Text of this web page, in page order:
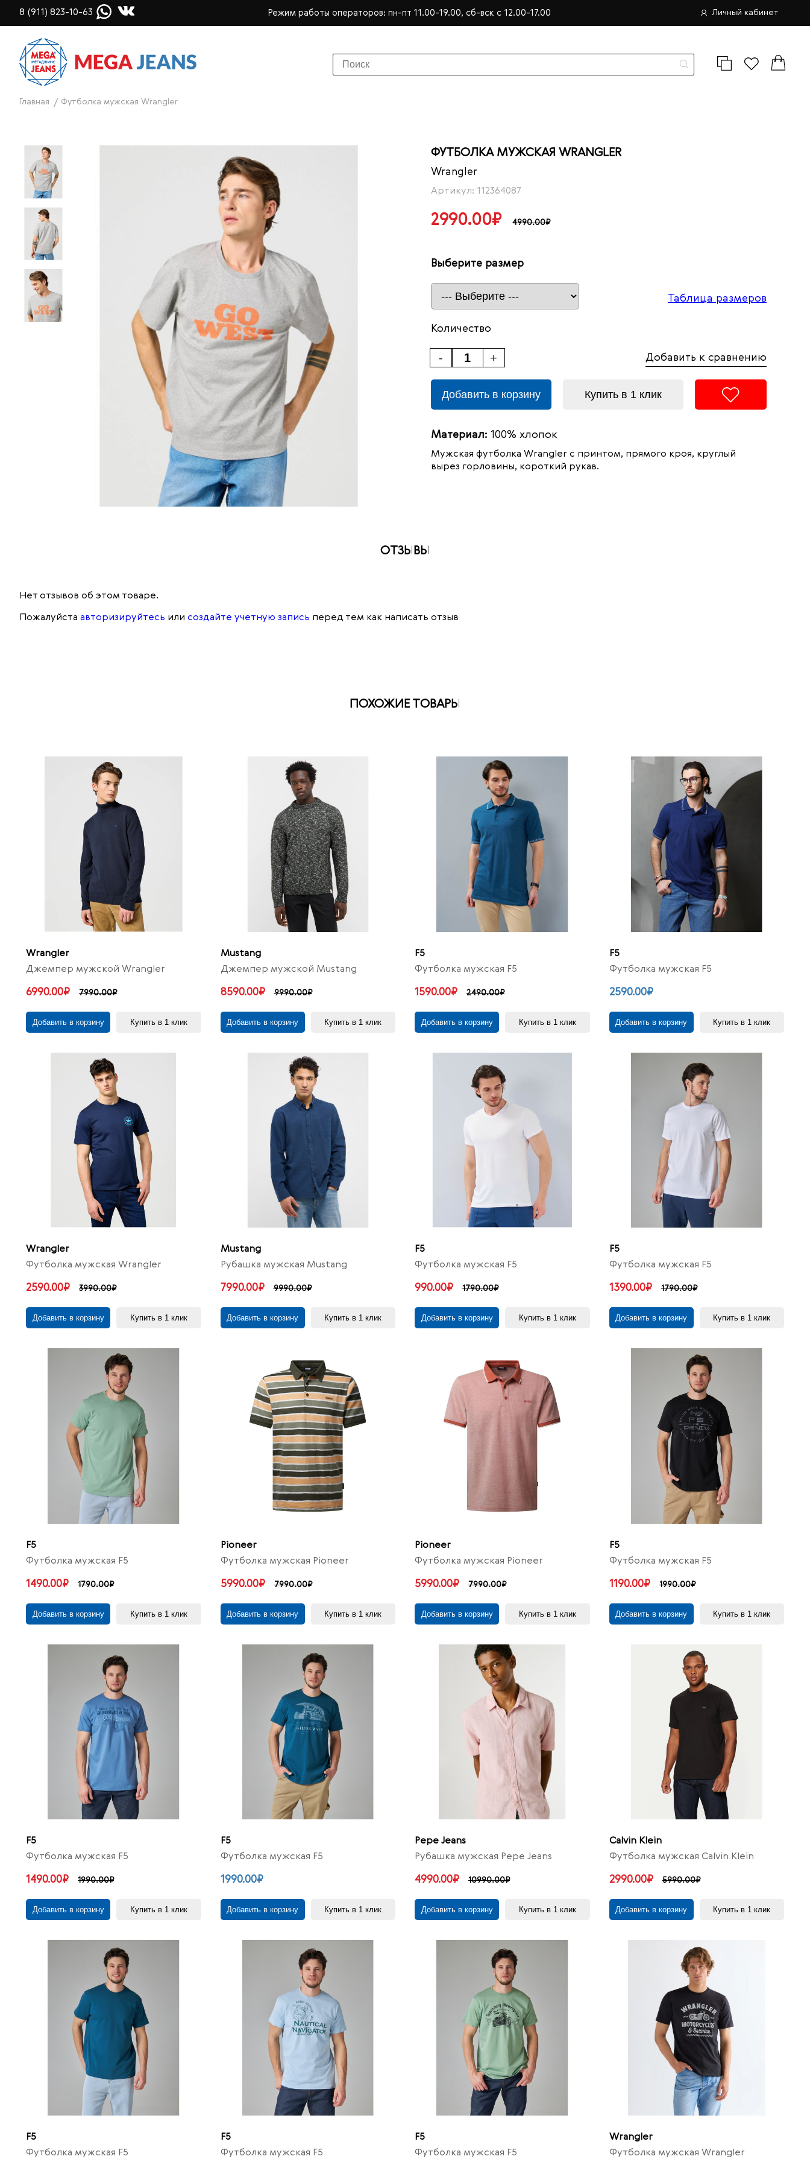
8 (911) 823-10-63 Режим работы операторов: пн-пт 11.00-19.00, сб-вск с 12.00-17.00 Личный кабинет
Главная Футболка мужская Wrangler
ФУТБОЛКА МУЖСКАЯ WRANGLER
Wrangler
Артикул: 112364087
2990.00₽ 4990.00₽
Выберите размер
Таблица размеров
Количество
+
- Добавить к сравнению
Добавить в корзину Купить в 1 клик
Материал: 100% хлопок
Мужская футболка Wrangler с принтом, прямого кроя, круглый
вырез горловины, короткий рукав.
ОТЗЫВЫ
Нет отзывов об этом товаре.
Пожалуйста авторизируйтесь или создайте учетную запись перед тем как написать отзыв
ПОХОЖИЕ ТОВАРЫ
Wrangler
Джемпер мужской Wrangler
6990.00₽ 7990.00₽
Добавить в корзину Купить в 1 клик
Mustang
Джемпер мужской Mustang
8590.00₽ 9990.00₽
Добавить в корзину Купить в 1 клик
F5
Футболка мужская F5
1590.00₽ 2490.00₽
Добавить в корзину Купить в 1 клик
F5
Футболка мужская F5
2590.00₽
Добавить в корзину Купить в 1 клик
Wrangler
Футболка мужская Wrangler
2590.00₽ 3990.00₽
Добавить в корзину Купить в 1 клик
Mustang
Рубашка мужская Mustang
7990.00₽ 9990.00₽
Добавить в корзину Купить в 1 клик
F5
Футболка мужская F5
990.00₽ 1790.00₽
Добавить в корзину Купить в 1 клик
F5
Футболка мужская F5
1390.00₽ 1790.00₽
Добавить в корзину Купить в 1 клик
F5
Футболка мужская F5
1490.00₽ 1790.00₽
Добавить в корзину Купить в 1 клик
Pioneer
Футболка мужская Pioneer
5990.00₽ 7990.00₽
Добавить в корзину Купить в 1 клик
Pioneer
Футболка мужская Pioneer
5990.00₽ 7990.00₽
Добавить в корзину Купить в 1 клик
F5
Футболка мужская F5
1190.00₽ 1990.00₽
Добавить в корзину Купить в 1 клик
F5
Футболка мужская F5
1490.00₽ 1990.00₽
Добавить в корзину Купить в 1 клик
F5
Футболка мужская F5
1990.00₽
Добавить в корзину Купить в 1 клик
Pepe Jeans
Рубашка мужская Pepe Jeans
4990.00₽ 10990.00₽
Добавить в корзину Купить в 1 клик
Calvin Klein
Футболка мужская Calvin Klein
2990.00₽ 5990.00₽
Добавить в корзину Купить в 1 клик
F5
Футболка мужская F5
F5
Футболка мужская F5
F5
Футболка мужская F5
Wrangler
Футболка мужская Wrangler